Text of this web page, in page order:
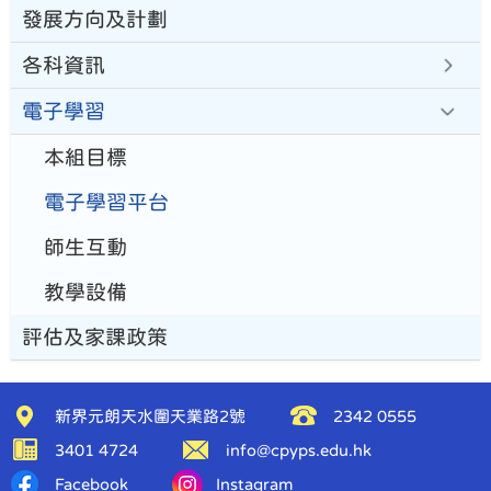
發展方向及計劃
各科資訊
電子學習
本組目標
電子學習平台
師生互動
教學設備
評估及家課政策
新界元朗天水圍天業路2號 2342 0555
3401 4724 info@cpyps.edu.hk
Facebook Instagram